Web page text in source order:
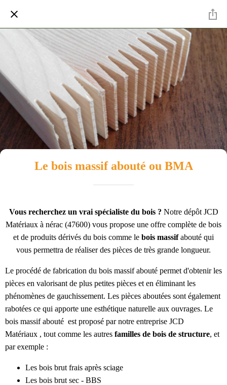
Le bois massif abouté ou BMA
Vous recherchez un vrai spécialiste du bois ? Notre dépôt JCD
Matériaux à nérac (47600) vous propose une offre complète de bois
et de produits dérivés du bois comme le bois massifabouté qui
vous permettra de réaliser des pièces de très grande longueur.
Le procédé de fabrication du bois massif abouté permet d'obtenir les
pièces en valorisant de plus petites pièces et en éliminant les
phénomènes de gauchissement. Les pièces aboutées sont également
rabotées ce qui apporte une esthétique naturelle aux ouvrages. Le
bois massif abouté est proposé par notre entreprise JCD
Matériaux , tout comme les autres familles de bois de structure, et
par exemple :
Les bois brut frais après sciage
Les bois brut sec - BBS